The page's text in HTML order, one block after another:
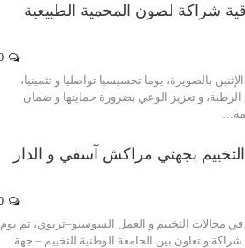
شراكة لصون المحمية الطبيعية
بالصويرة، يوما تحسيسيا تواصليا و تثمينيا،
الرطبة، و تعزيز الوعي بضرورة حمايتها و ضمان
بجهتي مراكش آسفي و الدار
مجالات التخييم و العمل السوسيو–تربوي، تم يوم
إتفاقية شراكة و تعاون بين الجامعة الوطنية للتخييم – جهة